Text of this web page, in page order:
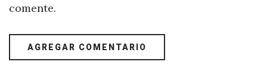
comente.